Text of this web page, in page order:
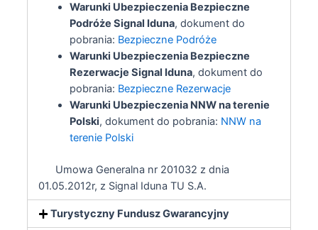
Warunki Ubezpieczenia Bezpieczne
Podróże Signal Iduna, dokument do
pobrania: Bezpieczne Podróże
Warunki Ubezpieczenia Bezpieczne
Rezerwacje Signal Iduna, dokument do
pobrania: Bezpieczne Rezerwacje
Warunki Ubezpieczenia NNW na terenie
Polski, dokument do pobrania: NNW na
terenie Polski
Umowa Generalna nr 201032 z dnia
01.05.2012r, z Signal Iduna TU S.A.
Turystyczny Fundusz Gwarancyjny